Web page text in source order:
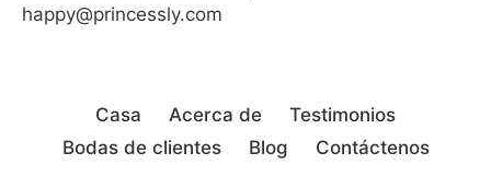
happy@princessly.com
Casa Acerca de
Testimonios
Bodas de clientes
Blog Contáctenos